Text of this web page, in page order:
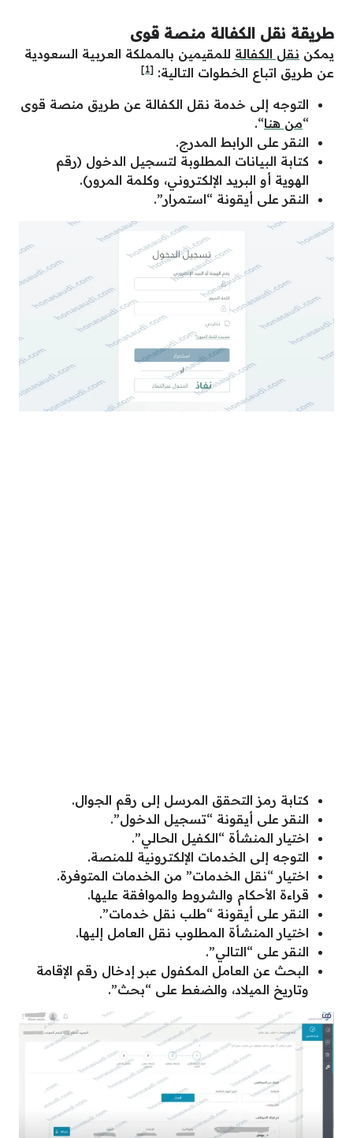
طريقة نقل الكفالة منصة قوى
يمكن نقل الكفالة للمقيمين بالمملكة العربية السعودية
عن طريق اتباع الخطوات التالية: [1]
التوجه إلى خدمة نقل الكفالة عن طريق منصة قوى
“من هنا“.
النقر على الرابط المدرج.
كتابة البيانات المطلوبة لتسجيل الدخول (رقم
الهوية أو البريد الإلكتروني، وكلمة المرور).
النقر على أيقونة “استمرار”.
كتابة رمز التحقق المرسل إلى رقم الجوال.
النقر على أيقونة “تسجيل الدخول”.
اختيار المنشأة “الكفيل الحالي”.
التوجه إلى الخدمات الإلكترونية للمنصة.
اختيار “نقل الخدمات” من الخدمات المتوفرة.
قراءة الأحكام والشروط والموافقة عليها.
النقر على أيقونة “طلب نقل خدمات”.
اختيار المنشأة المطلوب نقل العامل إليها.
النقر على “التالي”.
البحث عن العامل المكفول عبر إدخال رقم الإقامة
وتاريخ الميلاد، والضغط على “بحث”.